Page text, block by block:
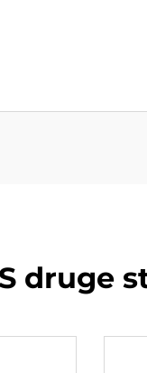
S druge